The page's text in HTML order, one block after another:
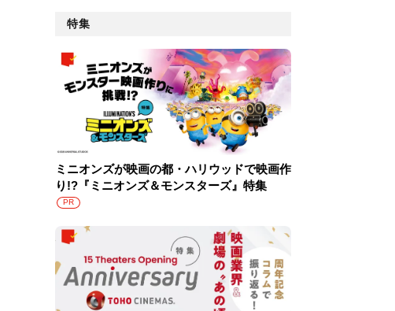
特集
ミニオンズが映画の都・ハリウッドで映画作
り!?『ミニオンズ＆モンスターズ』特集
PR